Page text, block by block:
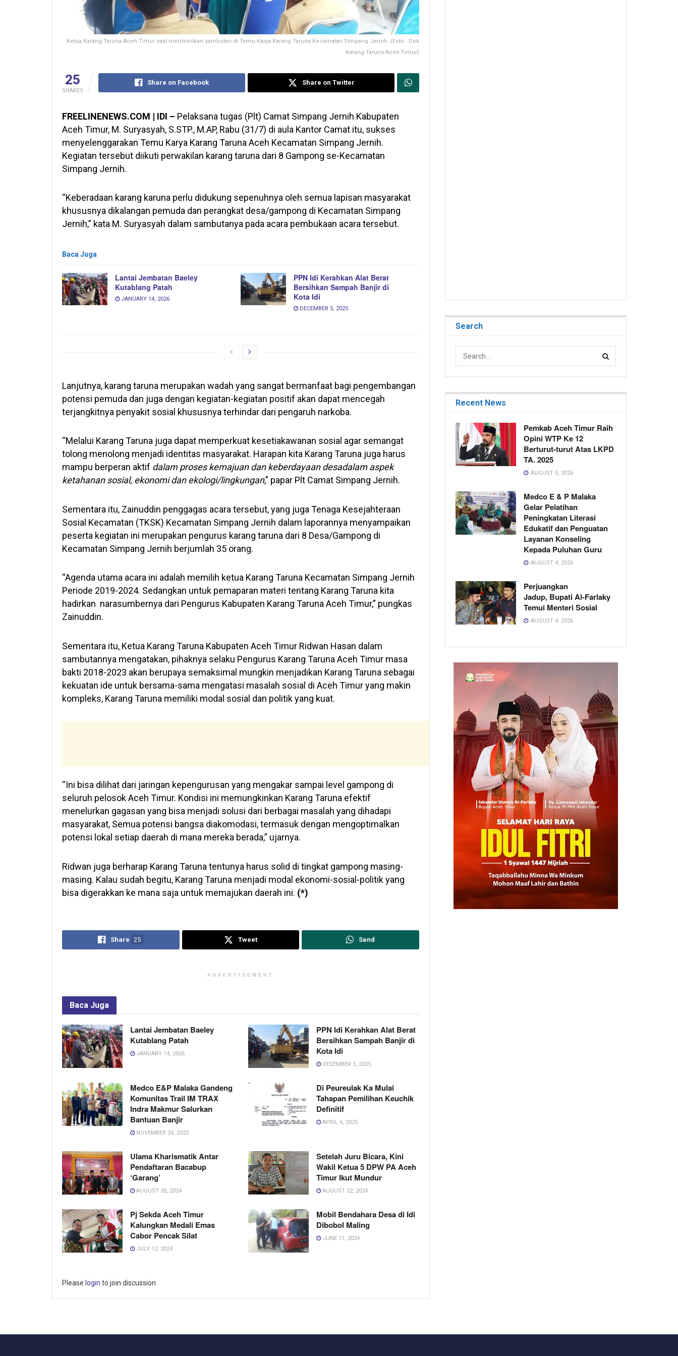
Ketua Karang Taruna Aceh Timur saat memberikan sambutan di Temu Karya Karang Taruna Kecamatan Simpang Jernih. (Foto : Dok
Karang Taruna Aceh Timur)
25
SHARES
Share on Facebook Share on Twitter
FREELINENEWS.COM | IDI – Pelaksana tugas (Plt) Camat Simpang Jernih Kabupaten
Aceh Timur, M. Suryasyah, S.STP., M.AP, Rabu (31/7) di aula Kantor Camat itu, sukses
menyelenggarakan Temu Karya Karang Taruna Aceh Kecamatan Simpang Jernih.
Kegiatan tersebut diikuti perwakilan karang taruna dari 8 Gampong se-Kecamatan
Simpang Jernih.
“Keberadaan karang karuna perlu didukung sepenuhnya oleh semua lapisan masyarakat
khususnya dikalangan pemuda dan perangkat desa/gampong di Kecamatan Simpang
Jernih,” kata M. Suryasyah dalam sambutanya pada acara pembukaan acara tersebut.
Baca Juga
Lantai Jembatan Baeley
Kutablang Patah
JANUARY 14, 2026
PPN Idi Kerahkan Alat Berat
Bersihkan Sampah Banjir di
Kota Idi
DECEMBER 5, 2025
Lanjutnya, karang taruna merupakan wadah yang sangat bermanfaat bagi pengembangan
potensi pemuda dan juga dengan kegiatan-kegiatan positif akan dapat mencegah
terjangkitnya penyakit sosial khususnya terhindar dari pengaruh narkoba.
“Melalui Karang Taruna juga dapat memperkuat kesetiakawanan sosial agar semangat
tolong menolong menjadi identitas masyarakat. Harapan kita Karang Taruna juga harus
mampu berperan aktif dalam proses kemajuan dan keberdayaan desadalamaspek
ketahanan sosial, ekonomi dan ekologi/lingkungan,” papar Plt Camat Simpang Jernih.
Sementara itu, Zainuddin penggagas acara tersebut, yang juga Tenaga Kesejahteraan
Sosial Kecamatan (TKSK) Kecamatan Simpang Jernih dalam laporannya menyampaikan
peserta kegiatan ini merupakan pengurus karang taruna dari 8 Desa/Gampong di
Kecamatan Simpang Jernih berjumlah 35 orang.
“Agenda utama acara ini adalah memilih ketua Karang Taruna Kecamatan Simpang Jernih
Periode 2019-2024. Sedangkan untuk pemaparan materi tentang Karang Taruna kita
hadirkan narasumbernya dari Pengurus Kabupaten Karang Taruna Aceh Timur,” pungkas
Zainuddin.
Sementara itu, Ketua Karang Taruna Kabupaten Aceh Timur Ridwan Hasan dalam
sambutannya mengatakan, pihaknya selaku Pengurus Karang Taruna Aceh Timur masa
bakti 2018-2023 akan berupaya semaksimal mungkin menjadikan Karang Taruna sebagai
kekuatan ide untuk bersama-sama mengatasi masalah sosial di Aceh Timur yang makin
kompleks, Karang Taruna memiliki modal sosial dan politik yang kuat.
“Ini bisa dilihat dari jaringan kepengurusan yang mengakar sampai level gampong di
seluruh pelosok Aceh Timur. Kondisi ini memungkinkan Karang Taruna efektif
menelurkan gagasan yang bisa menjadi solusi dari berbagai masalah yang dihadapi
masyarakat, Semua potensi bangsa diakomodasi, termasuk dengan mengoptimalkan
potensi lokal setiap daerah di mana mereka berada,” ujarnya.
Ridwan juga berharap Karang Taruna tentunya harus solid di tingkat gampong masing-
masing. Kalau sudah begitu, Karang Taruna menjadi modal ekonomi-sosial-politik yang
bisa digerakkan ke mana saja untuk memajukan daerah ini. (*)
Share 25 Tweet Send
ADVERTISEMENT
Baca Juga
Lantai Jembatan Baeley
Kutablang Patah
JANUARY 14, 2026
PPN Idi Kerahkan Alat Berat
Bersihkan Sampah Banjir di
Kota Idi
DECEMBER 5, 2025
Medco E&P Malaka Gandeng
Komunitas Trail IM TRAX
Indra Makmur Salurkan
Bantuan Banjir
NOVEMBER 24, 2025
Di Peureulak Ka Mulai
Tahapan Pemilihan Keuchik
Definitif
APRIL 6, 2025
Ulama Kharismatik Antar
Pendaftaran Bacabup
‘Garang’
AUGUST 30, 2024
Setelah Juru Bicara, Kini
Wakil Ketua 5 DPW PA Aceh
Timur Ikut Mundur
AUGUST 22, 2024
Pj Sekda Aceh Timur
Kalungkan Medali Emas
Cabor Pencak Silat
JULY 12, 2024
Mobil Bendahara Desa di Idi
Dibobol Maling
JUNE 11, 2024
Please login to join discussion
Search
Recent News
Pemkab Aceh Timur Raih
Opini WTP Ke 12
Berturut-turut Atas LKPD
TA. 2025
AUGUST 5, 2026
Medco E & P Malaka
Gelar Pelatihan
Peningkatan Literasi
Edukatif dan Penguatan
Layanan Konseling
Kepada Puluhan Guru
AUGUST 4, 2026
Perjuangkan
Jadup, Bupati Al-Farlaky
Temui Menteri Sosial
AUGUST 4, 2026